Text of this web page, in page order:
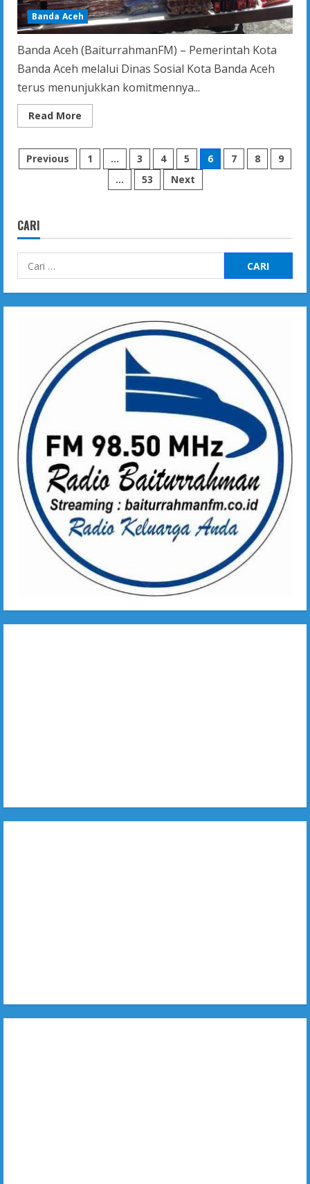
Banda Aceh
Banda Aceh (BaiturrahmanFM) – Pemerintah Kota
Banda Aceh melalui Dinas Sosial Kota Banda Aceh
terus menunjukkan komitmennya...
Read More
more
Banda
Aceh
Bergerak
Tangani
Kebakaran
di
Paginasi
Previous 1 … 3 4 5 6 7 8
9
…
53 Next
CARI
Cari
untuk: